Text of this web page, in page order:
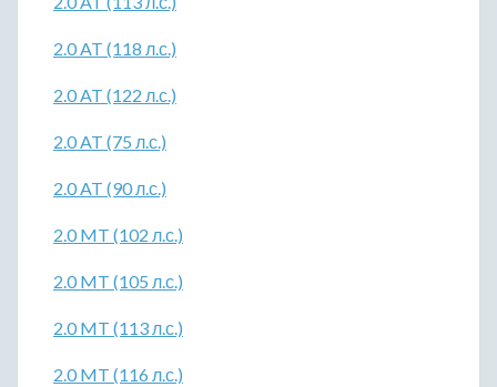
2.0 AT (118 л.с.)
2.0 AT (122 л.с.)
2.0 AT (75 л.с.)
2.0 AT (90 л.с.)
2.0 MT (102 л.с.)
2.0 MT (105 л.с.)
2.0 MT (113 л.с.)
2.0 MT (116 л.с.)